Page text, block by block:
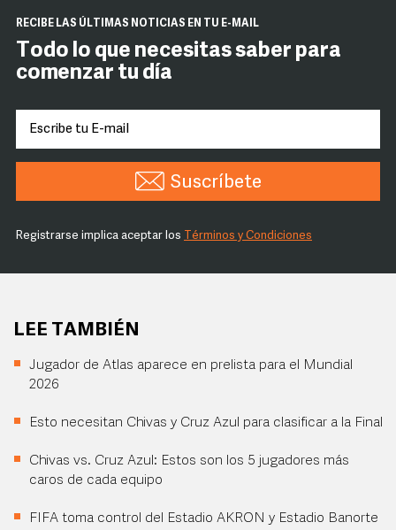
RECIBE LAS ÚLTIMAS NOTICIAS EN TU E-MAIL
Todo lo que necesitas saber para
comenzar tu día
Suscríbete
Registrarse implica aceptar los Términos y Condiciones
LEE TAMBIÉN
Jugador de Atlas aparece en prelista para el Mundial
2026
Esto necesitan Chivas y Cruz Azul para clasificar a la Final
Chivas vs. Cruz Azul: Estos son los 5 jugadores más
caros de cada equipo
FIFA toma control del Estadio AKRON y Estadio Banorte